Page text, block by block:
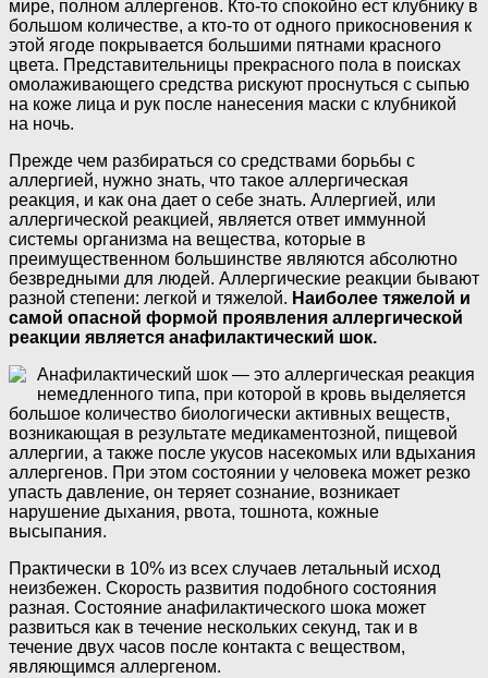
мире, полном аллергенов. Кто-то спокойно ест клубнику в
большом количестве, а кто-то от одного прикосновения к
этой ягоде покрывается большими пятнами красного
цвета. Представительницы прекрасного пола в поисках
омолаживающего средства рискуют проснуться с сыпью
на коже лица и рук после нанесения маски с клубникой
на ночь.
Прежде чем разбираться со средствами борьбы с
аллергией, нужно знать, что такое аллергическая
реакция, и как она дает о себе знать. Аллергией, или
аллергической реакцией, является ответ иммунной
системы организма на вещества, которые в
преимущественном большинстве являются абсолютно
безвредными для людей. Аллергические реакции бывают
разной степени: легкой и тяжелой. Наиболее тяжелой и
самой опасной формой проявления аллергической
реакции является анафилактический шок.
Анафилактический шок — это аллергическая реакция
немедленного типа, при которой в кровь выделяется
большое количество биологически активных веществ,
возникающая в результате медикаментозной, пищевой
аллергии, а также после укусов насекомых или вдыхания
аллергенов. При этом состоянии у человека может резко
упасть давление, он теряет сознание, возникает
нарушение дыхания, рвота, тошнота, кожные
высыпания.
Практически в 10% из всех случаев летальный исход
неизбежен. Скорость развития подобного состояния
разная. Состояние анафилактического шока может
развиться как в течение нескольких секунд, так и в
течение двух часов после контакта с веществом,
являющимся аллергеном.